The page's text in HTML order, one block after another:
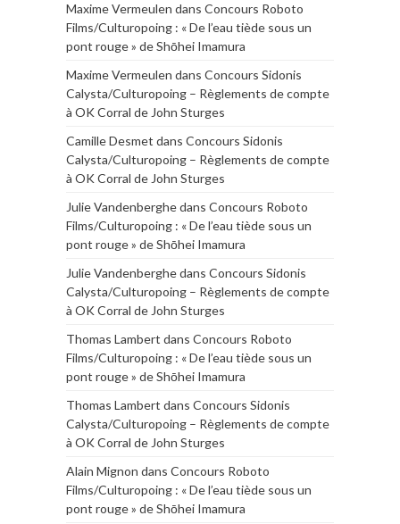
Maxime Vermeulen dans Concours Roboto
Films/Culturopoing : « De l’eau tiède sous un
pont rouge » de Shōhei Imamura
Maxime Vermeulen dans Concours Sidonis
Calysta/Culturopoing – Règlements de compte
à OK Corral de John Sturges
Camille Desmet dans Concours Sidonis
Calysta/Culturopoing – Règlements de compte
à OK Corral de John Sturges
Julie Vandenberghedans Concours Roboto
Films/Culturopoing : « De l’eau tiède sous un
pont rouge » de Shōhei Imamura
Julie Vandenberghedans Concours Sidonis
Calysta/Culturopoing – Règlements de compte
à OK Corral de John Sturges
Thomas Lambert dans Concours Roboto
Films/Culturopoing : « De l’eau tiède sous un
pont rouge » de Shōhei Imamura
Thomas Lambert dans Concours Sidonis
Calysta/Culturopoing – Règlements de compte
à OK Corral de John Sturges
Alain Mignon dans Concours Roboto
Films/Culturopoing : « De l’eau tiède sous un
pont rouge » de Shōhei Imamura